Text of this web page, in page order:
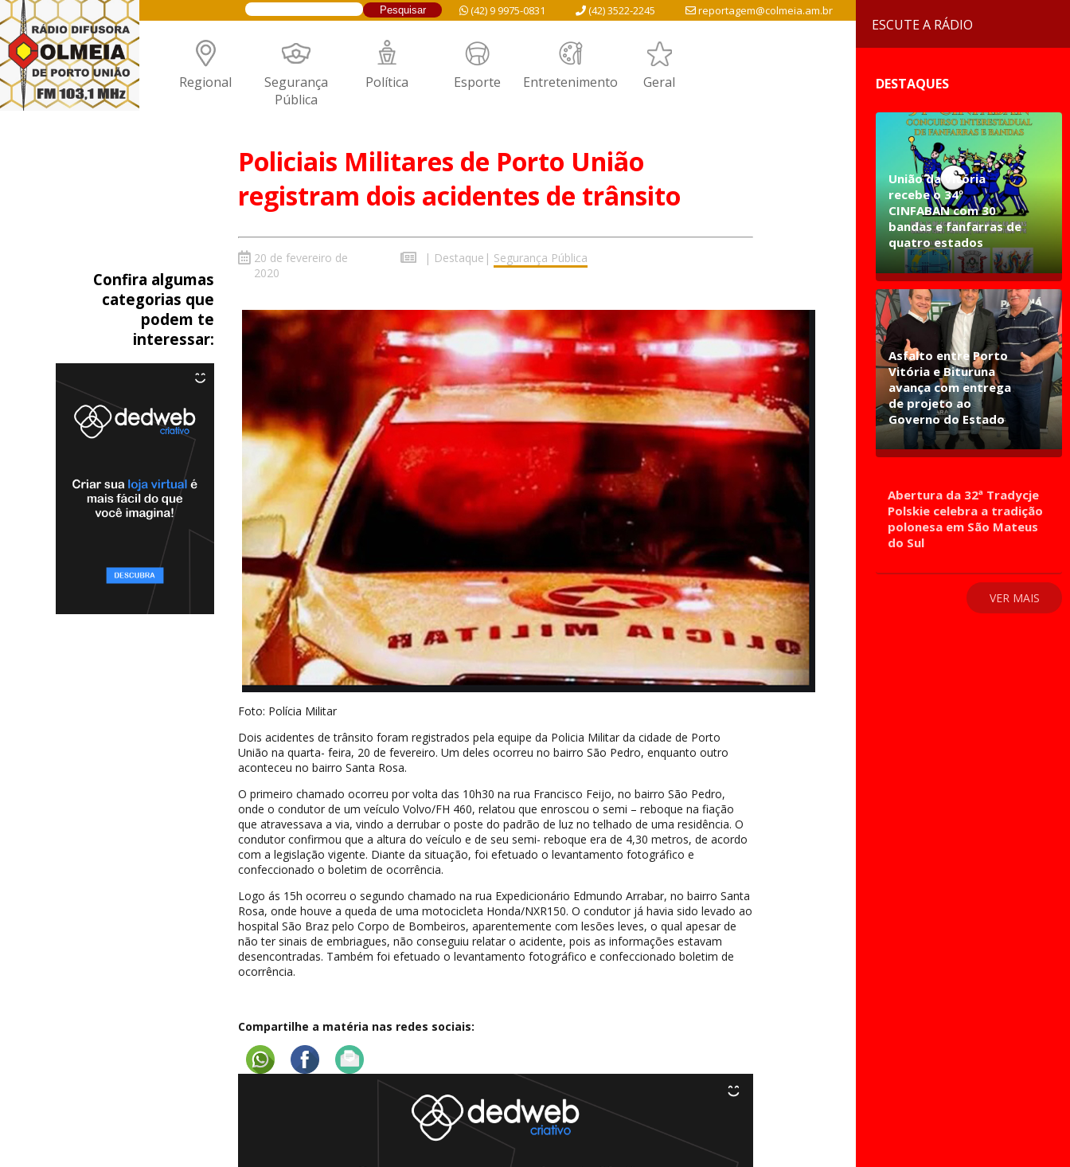
reportagem@colmeia.am.br
(42) 3522-2245
(42) 9 9975-0831
Regional Segurança
Pública
Política Esporte Entretenimento Geral
Policiais Militares de Porto União
registram dois acidentes de trânsito
Confira algumas
categorias que
podem te
interessar:
20 de fevereiro de
2020
| Destaque | Segurança Pública
Foto: Polícia Militar
Dois acidentes de trânsito foram registrados pela equipe da Policia Militar da cidade de Porto
União na quarta- feira, 20 de fevereiro. Um deles ocorreu no bairro São Pedro, enquanto outro
aconteceu no bairro Santa Rosa.
O primeiro chamado ocorreu por volta das 10h30 na rua Francisco Feijo, no bairro São Pedro,
onde o condutor de um veículo Volvo/FH 460, relatou que enroscou o semi – reboque na fiação
que atravessava a via, vindo a derrubar o poste do padrão de luz no telhado de uma residência. O
condutor confirmou que a altura do veículo e de seu semi- reboque era de 4,30 metros, de acordo
com a legislação vigente. Diante da situação, foi efetuado o levantamento fotográfico e
confeccionado o boletim de ocorrência.
Logo ás 15h ocorreu o segundo chamado na rua Expedicionário Edmundo Arrabar, no bairro Santa
Rosa, onde houve a queda de uma motocicleta Honda/NXR150. O condutor já havia sido levado ao
hospital São Braz pelo Corpo de Bombeiros, aparentemente com lesões leves, o qual apesar de
não ter sinais de embriagues, não conseguiu relatar o acidente, pois as informações estavam
desencontradas. Também foi efetuado o levantamento fotográfico e confeccionado boletim de
ocorrência.
Compartilhe a matéria nas redes sociais:
ESCUTE A RÁDIO
DESTAQUES
União da Vitória
recebe o 34º
CINFABAN com 30
bandas e fanfarras de
quatro estados
Asfalto entre Porto
Vitória e Bituruna
avança com entrega
de projeto ao
Governo do Estado
Abertura da 32ª Tradycje
Polskie celebra a tradição
polonesa em São Mateus
do Sul
VER MAIS